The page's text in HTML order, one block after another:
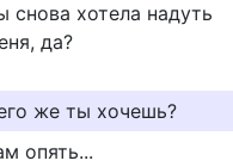
снова хотела надуть
да?
же ты хочешь?
опять...